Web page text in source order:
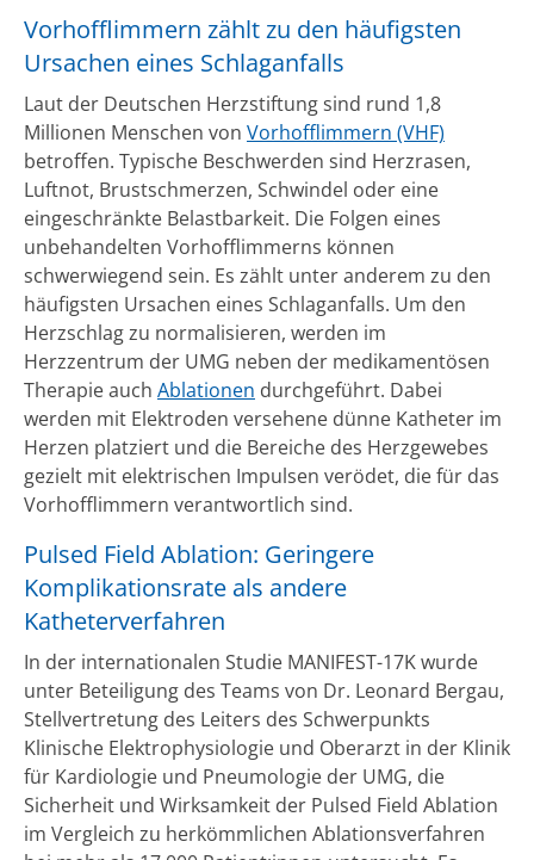
Vorhofflimmern zählt zu den häufigsten
Ursachen eines Schlaganfalls
Laut der Deutschen Herzstiftung sind rund 1,8
Millionen Menschen von Vorhofflimmern (VHF)
betroffen. Typische Beschwerden sind Herzrasen,
Luftnot, Brustschmerzen, Schwindel oder eine
eingeschränkte Belastbarkeit. Die Folgen eines
unbehandelten Vorhofflimmerns können
schwerwiegend sein. Es zählt unter anderem zu den
häufigsten Ursachen eines Schlaganfalls. Um den
Herzschlag zu normalisieren, werden im
Herzzentrum der UMG neben der medikamentösen
Therapie auch Ablationen durchgeführt. Dabei
werden mit Elektroden versehene dünne Katheter im
Herzen platziert und die Bereiche des Herzgewebes
gezielt mit elektrischen Impulsen verödet, die für das
Vorhofflimmern verantwortlich sind.
Pulsed Field Ablation: Geringere
Komplikationsrate als andere
Katheterverfahren
In der internationalen Studie MANIFEST-17K wurde
unter Beteiligung des Teams von Dr. Leonard Bergau,
Stellvertretung des Leiters des Schwerpunkts
Klinische Elektrophysiologie und Oberarzt in der Klinik
für Kardiologie und Pneumologie der UMG, die
Sicherheit und Wirksamkeit der Pulsed Field Ablation
im Vergleich zu herkömmlichen Ablationsverfahren